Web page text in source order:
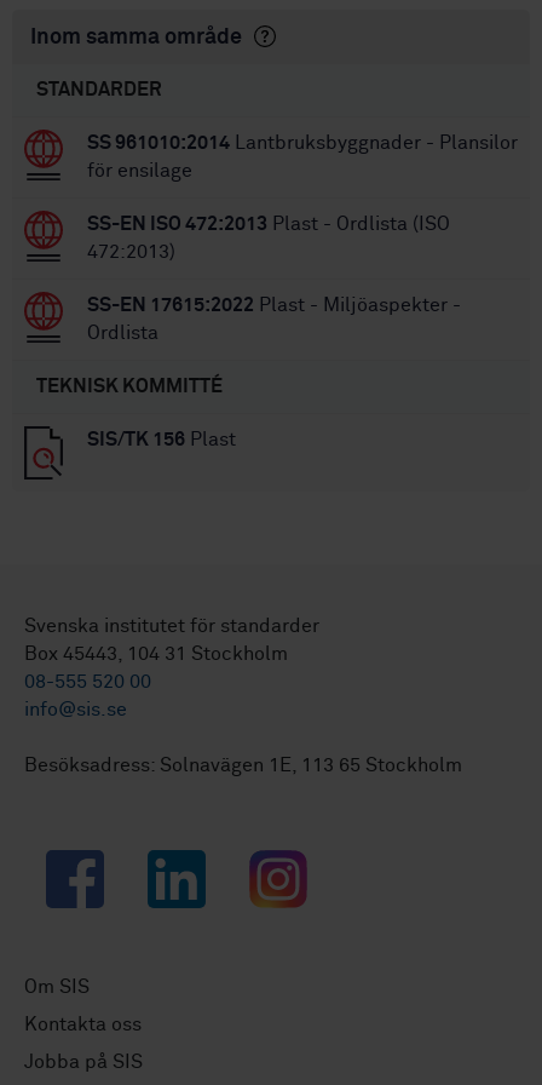
Inom samma område
STANDARDER
SS 961010:2014 Lantbruksbyggnader - Plansilor
för ensilage
SS-EN ISO 472:2013 Plast - Ordlista (ISO
472:2013)
SS-EN 17615:2022 Plast - Miljöaspekter -
Ordlista
TEKNISK KOMMITTÉ
SIS/TK 156 Plast
Svenska institutet för standarder
Box 45443, 104 31 Stockholm
08-555 520 00
info@sis.se
Besöksadress: Solnavägen 1E, 113 65 Stockholm
Facebook LinkedIn Instagram
Om SIS
Kontakta oss
Jobba på SIS